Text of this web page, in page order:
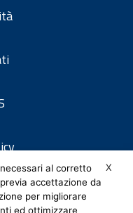
X
al corretto
accettazione da
per migliorare
ed ottimizzare